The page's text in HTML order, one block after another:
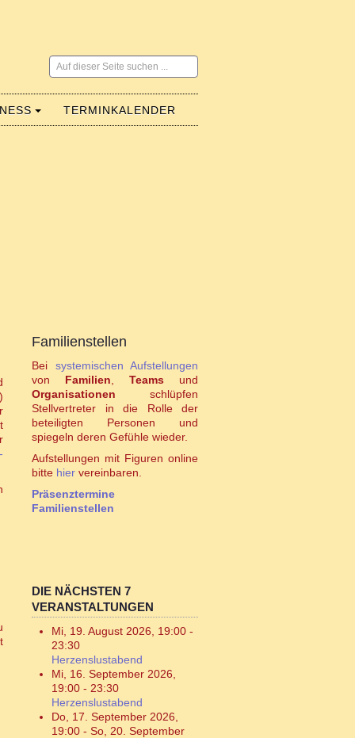
Suchen
...
TERMINKALENDER
Familienstellen
Bei systemischen Aufstellungen
von Familien Teams und
Organisationen schlüpfen
Stellvertreter in die Rolle der
beteiligten Personen und
spiegeln deren Gefühle wieder.
Aufstellungen mit Figuren online
bitte hier vereinbaren.
Präsenztermine
Familienstellen
DIE NÄCHSTEN 7
VERANSTALTUNGEN
Mi, 19. August 2026 19:00 -
23:30
Herzenslustabend
Mi, 16. September 2026
19:00 - 23:30
Herzenslustabend
Do, 17. September 2026
19:00 - So, 20. September